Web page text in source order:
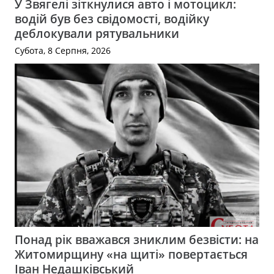
У Звягелі зіткнулися авто і мотоцикл:
водій був без свідомості, водійку
деблокували рятувальники
Субота, 8 Серпня, 2026
Понад рік вважався зниклим безвісти: на
Житомирщину «на щиті» повертається
Іван Недашківський